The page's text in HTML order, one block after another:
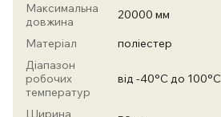
Максимальна
довжина
20000 мм
Матеріал
поліестер
Діапазон
робочих
температур
від -40°С до 100°С
Ширина